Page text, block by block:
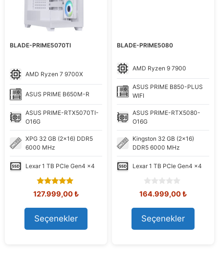
BLADE-PRIME5070TI
AMD Ryzen 7 9700X
ASUS PRIME B650M-R
ASUS PRIME-RTX5070TI-
O16G
XPG 32 GB (2x16) DDR5
6000 MHz
Lexar 1 TB PCIe Gen4 x4
5.00
out of 5
Orijinal
144.571,49 ₺.
127.999,00₺Şu
Seçenekler
BLADE-PRIME5080
AMD Ryzen 9 7900
ASUS PRIME B850-PLUS
WIFI
ASUS PRIME-RTX5080-
O16G
Kingston 32 GB (2x16)
DDR5 6000 MHz
Lexar 1 TB PCIe Gen4 x4
0
o
u
t
o
f
Orijinal
172.344,20 ₺.
164.999,00₺Şu
Seçenekler